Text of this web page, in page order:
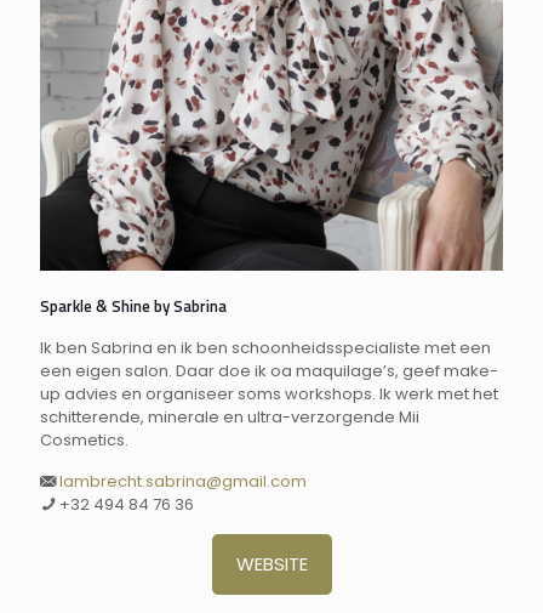
Sparkle & Shine by Sabrina
Ik ben Sabrina en ik ben schoonheidsspecialiste met een
een eigen salon. Daar doe ik oa maquilage’s, geef make-
up advies en organiseer soms workshops. Ik werk met het
schitterende, minerale en ultra-verzorgende Mii
Cosmetics.
lambrecht.sabrina@gmail.com
+32 494 84 76 36
WEBSITE